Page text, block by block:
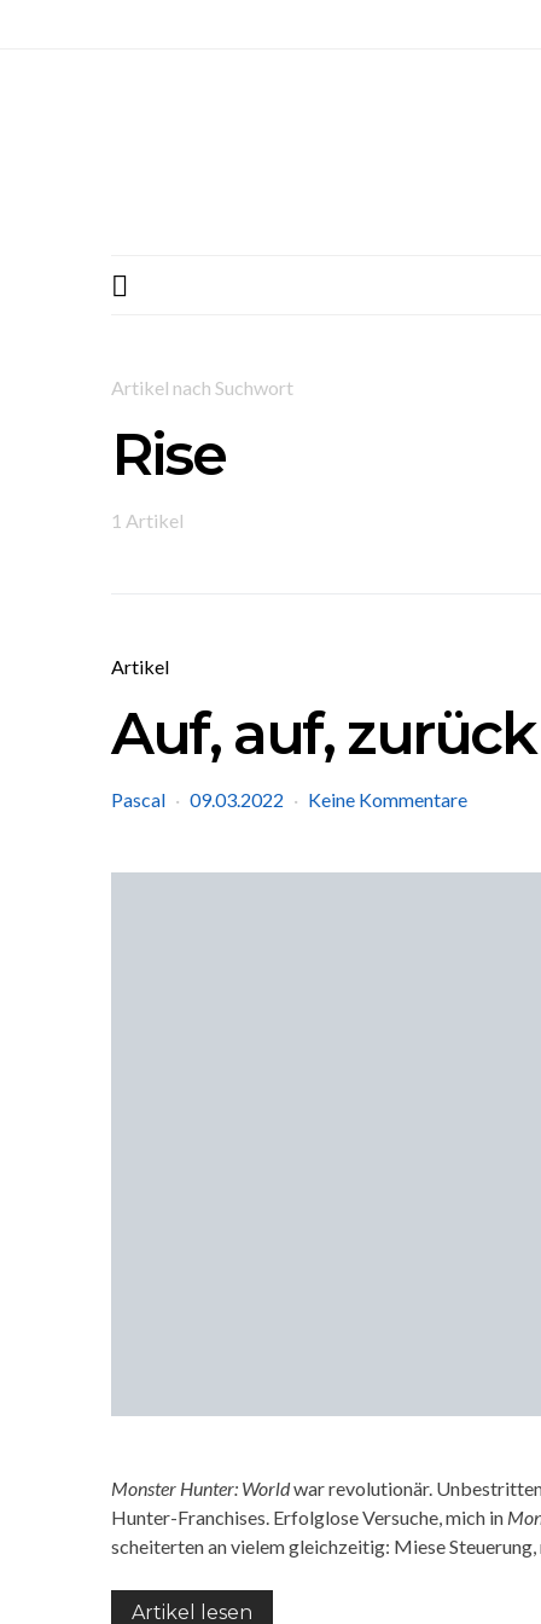
Artikel nach Suchwort
Rise
1 Artikel
Artikel
Auf, auf,
Pascal 09.03.2022 Keine Kommentare
Monster Hunter: Worldwar revolutionär.
Hunter-Franchises. Erfolglose Versuche, mich in
scheiterten an vielem gleichzeitig: Miese
Artikel lesen